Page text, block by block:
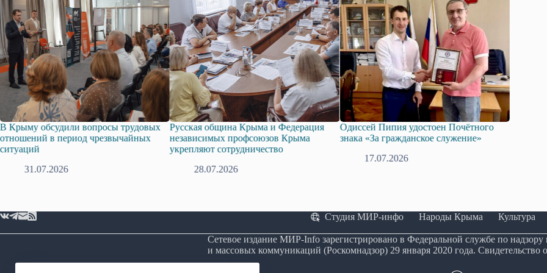
вопросы трудовых
чрезвычайных
Русская община Крыма и Федерация
независимых профсоюзов Крыма
укрепляют сотрудничество
Одиссей Пипия удостоен Почётного
знака «За гражданское служение»
Госдума приняла в
законопроект о
Студия МИР-инфо Народы Крыма Культура
Сетевое издание МИР-Info зарегистрировано в Федеральной службе по
и массовых коммуникаций (Роскомнадзор) 29 января 2020 года. Свидетельство